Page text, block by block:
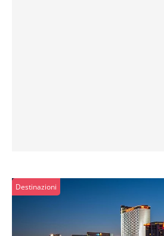
Destinazioni